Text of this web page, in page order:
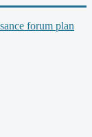
forum plan